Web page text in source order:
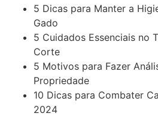
5 Dicas para Manter a
Gado
5 Cuidados Essenciais no
Corte
5 Motivos para Fazer
Propriedade
10 Dicas para Combater
2024